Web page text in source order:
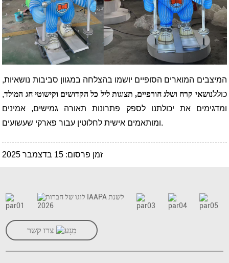
המיצבים המוארים הסופיים יושמו בהצלחה במגוון סביבות נושאיות,
כוללנושאי קרח ושלג חורפיים, תצוגות ליל כל הקדושים וקישוטי חג המולד,
ומדגימים את יכולתנו לספק פתרונות תאורה גמישים, אמינים
ומותאמים אישית לחלוטין עבור פארקי שעשועים.
זמן פרסום: 15 בדצמבר 2025
צרו קשר